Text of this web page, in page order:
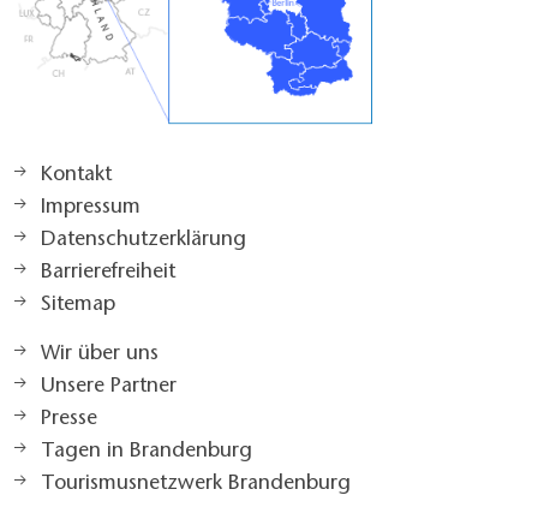
Kontakt
Impressum
Datenschutzerklärung
Barrierefreiheit
Sitemap
Wir über uns
Unsere Partner
Presse
Tagen in Brandenburg
Tourismusnetzwerk Brandenburg